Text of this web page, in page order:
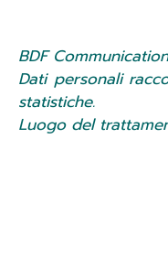
BDF
Dati personali
statistiche.
Luogo del